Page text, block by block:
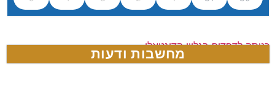
כניסה לדפדוף בגליון הדיגטאלי
מחשבות ודעות